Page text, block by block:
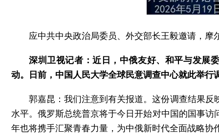
应中共中央政治局委员、外交部长王毅邀请，
深圳卫视记者：近日，中俄友好、和平与发展
动。日前，中国人民大学全球民意调查中心就此举
郭嘉昆：我们注意到有关报道。这份调查结果
水平。俄罗斯总统普京将于今日开始对中国的国事
年也将携手汇聚青春力量，为中俄新时代全面战略协